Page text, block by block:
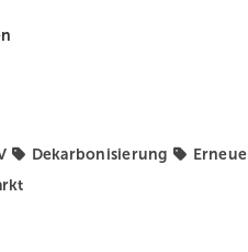
Dekarbonisierung